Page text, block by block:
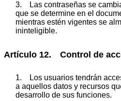
3. Las contraseñas se
que se determine en el
mientras estén vigentes se
ininteligible.
Artículo 12. Control de
1. Los usuarios tendrán
a aquellos datos y recursos
desarrollo de sus funciones.